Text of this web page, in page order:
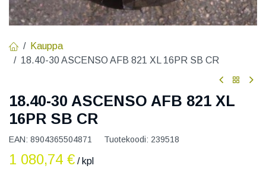
Kauppa
18.40-30 ASCENSO AFB 821 XL 16PR SB CR
18.40-30 ASCENSO AFB 821 XL
16PR SB CR
EAN: 8904365504871 Tuotekoodi: 239518
1 080,74 € / kpl